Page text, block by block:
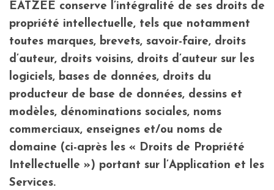
EATZEE conserve l’intégralité de ses droits de
propriété intellectuelle, tels que notamment
toutes marques, brevets, savoir-faire, droits
d’auteur, droits voisins, droits d’auteur sur les
logiciels, bases de données, droits du
producteur de base de données, dessins et
modèles, dénominations sociales, noms
commerciaux, enseignes et/ou noms de
domaine (ci-après les « Droits de Propriété
Intellectuelle ») portant sur l’Application et les
Services.